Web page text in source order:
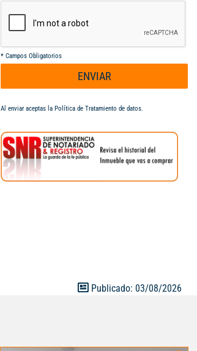
* Campos Obligatorios
ENVIAR
Al enviar aceptas la Política de Tratamiento de datos.
Publicado: 03/08/2026